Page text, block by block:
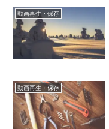
動画再生・保存
動画再生・保存